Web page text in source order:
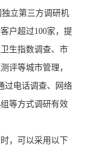
立第三方调研机
客户超过100家， 提
生指数调查、市
评等城市管理，
过电话调查、网络
等方式调研有效
，可以采用以下